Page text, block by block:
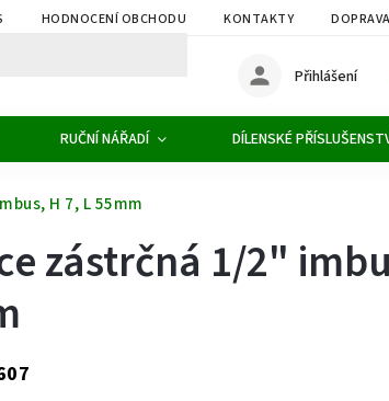
HODNOCENÍ OBCHODU KONTAKTY
Přihlášení
RUČNÍ NÁŘADÍ DÍLENSKÉ
H 7, L 55mm
zástrčná 1/2"